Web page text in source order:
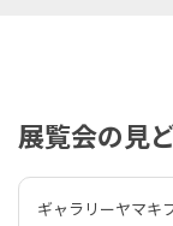
展覧会の見
ギャラリーヤマキ